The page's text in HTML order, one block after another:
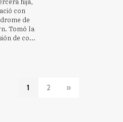
con
de
Tomó la
de co...
1 2 »